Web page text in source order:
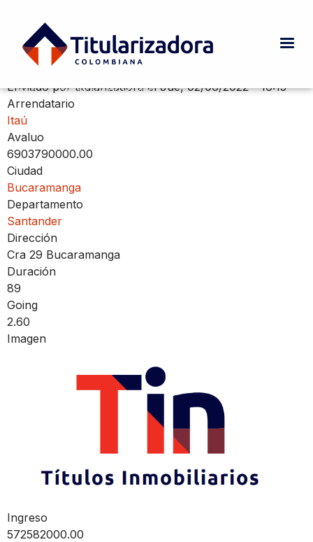
Cra 29 Bucaramanga
Ruta de navegación
INICIO CURRENT:
CRA 29 BUCARAMANGA
Enviado portitularizadoraelJue, 02/06/2022 - 16:15
Arrendatario
Itaú
Avaluo
6903790000.00
Ciudad
Bucaramanga
Departamento
Santander
Dirección
Cra 29 Bucaramanga
Duración
89
Going
2.60
Imagen
Ingreso
572582000.00